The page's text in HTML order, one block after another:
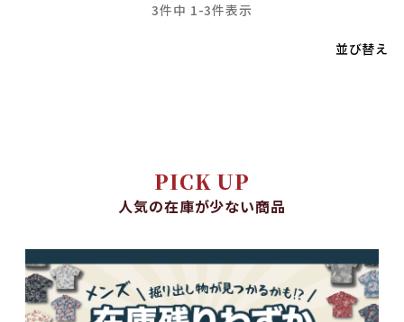
並び替え
3件中 1-3件表示
PICK UP
人気の在庫が少ない商品